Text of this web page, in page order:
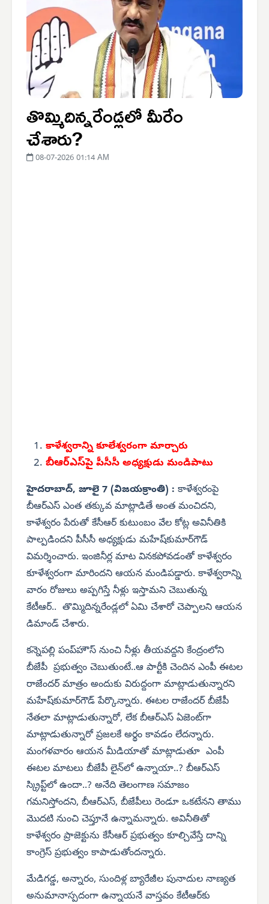
తొమ్మిదిన్నరేండ్లలో మీరేం
చేశారు?
08-07-2026 01:14 AM
కాళేశ్వరాన్ని కూలేశ్వరంగా మార్చారు
బీఆర్‌ఎస్‌పై పీసీసీ అధ్యక్షుడు మండిపాటు
హైదరాబాద్, జూలై 7 (విజయక్రాంతి) : కాళేశ్వరంపై
బీఆర్‌ఎస్ ఎంత తక్కువ మాట్లాడితే అంత మంచిదని,
కాళేశ్వరం పేరుతో కేసీఆర్ కుటుంబం వేల కోట్ల అవినీతికి
పాల్పడిందని పీసీసీ అధ్యక్షుడు మహేష్‌కుమార్‌గౌడ్
విమర్శించారు. ఇంజినీర్ల మాట వినకపోవడంతో కాళేశ్వరం
కూళేశ్వరంగా మారిందని ఆయన మండిపడ్డారు. కాళేశ్వరాన్ని
వారం రోజులు అప్పగిస్తే నీళ్లు ఇస్తామని చెబుతున్న
కేటీఆర్.. తొమ్మిదిన్నరేండ్లలో ఏమి చేశారో చెప్పాలని ఆయన
డిమాండ్ చేశారు.
కన్నెపల్లి పంప్‌హౌస్ నుంచి నీళ్లు తీయవద్దని కేంద్రంలోని
బీజేపీ ప్రభుత్వం చెబుతుంటే..ఆ పార్టీకి చెందిన ఎంపీ ఈటల
రాజేందర్ మాత్రం అందుకు విరుద్దంగా మాట్లాడుతున్నారని
మహేష్‌కుమార్‌గౌడ్ పేర్కొన్నారు. ఈటల రాజేందర్ బీజేపీ
నేతలా మాట్లాడుతున్నారో, లేక బీఆర్‌ఎస్ ఏజెంట్‌గా
మాట్లాడుతున్నారో ప్రజలకే అర్థం కావడం లేదన్నారు.
మంగళవారం ఆయన మీడియాతో మాట్లాడుతూ ఎంపీ
ఈటల మాటలు బీజేపీ లైన్‌లో ఉన్నాయా..? బీఆర్‌ఎస్
స్క్రిప్ట్‌లో ఉందా..? అనేది తెలంగాణ సమాజం
గమనిస్తోందని, బీఆర్‌ఎస్, బీజేపీలు రెండూ ఒకటేనని తాము
మొదటి నుంచి చెప్తూనే ఉన్నామన్నారు. అవినీతితో
కాళేశ్వరం ప్రాజెక్టును కేసీఆర్ ప్రభుత్వం కూల్చివేస్తే దాన్ని
కాంగ్రెస్ ప్రభుత్వం కాపాడుతోందన్నారు.
మేడిగడ్డ, అన్నారం, సుందిళ్ల బ్యారేజీల పునాదుల నాణ్యత
అనుమానాస్పదంగా ఉన్నాయనే వాస్తవం కేటీఆర్‌కు